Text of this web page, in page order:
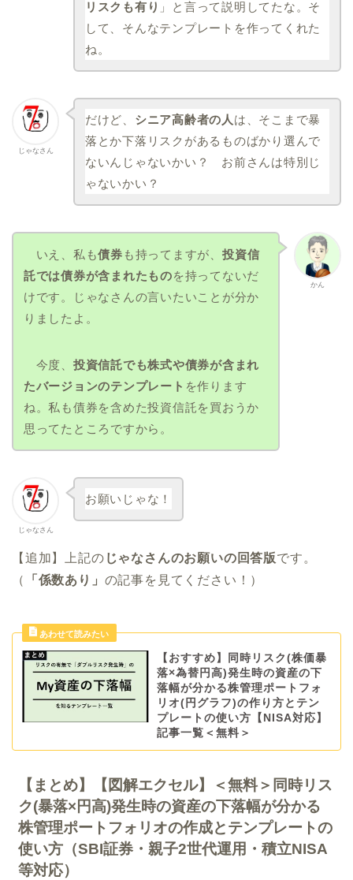
リスクも有り 」と言って説明してたな。そ
して、そんなテンプレートを作ってくれた
ね。
じゃなさん
だけど、 シニア高齢者の人 は、そこまで暴
落とか下落リスクがあるものばかり選んで
ないんじゃないかい？ お前さんは特別じ
ゃないかい？
かん
いえ、私も債券 も持ってますが、 投資信
託では債券が含まれたものを持ってないだ
けです。じゃなさんの言いたいことが分か
りましたよ。
今度、 投資信託でも株式や債券が含まれ
たバージョンのテンプレート を作ります
ね。私も債券を含めた投資信託を買おうか
思ってたところですから。
じゃなさん
お願いじゃな！
【追加】上記の じゃなさんのお願いの回答版です。
（
「係数あり」 の記事を見てください！）
【おすすめ】同時リスク(株価暴
落×為替円高)発生時の資産の下
落幅が分かる株管理ポートフォ
リオ(円グラフ)の作り方とテン
プレートの使い方【NISA対応】
記事一覧＜無料＞
【まとめ】【図解エクセル】＜無料＞同時リス
ク(暴落×円高)発生時の資産の下落幅が分かる
株管理ポートフォリオの作成とテンプレートの
使い方（SBI証券・親子2世代運用・積立NISA
等対応）